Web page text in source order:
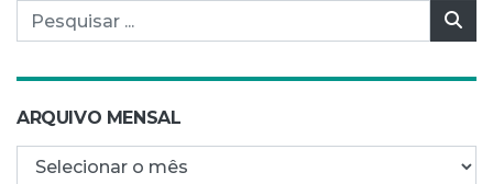
Pesquisar por:
ARQUIVO MENSAL
Arquivo mensal